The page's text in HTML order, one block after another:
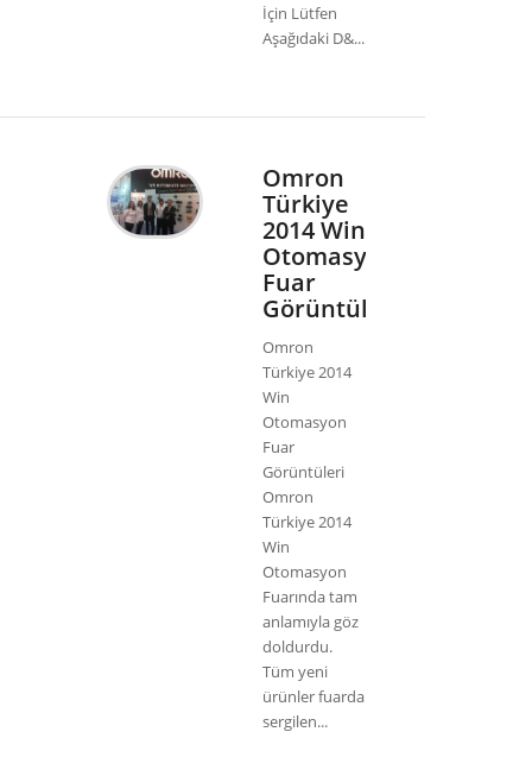
İçin Lütfen
Aşağıdaki D&...
Omron
Türkiye
2014 Win
Otomasyon
Fuar
Görüntüleri
Omron
Türkiye 2014
Win
Otomasyon
Fuar
Görüntüleri
Omron
Türkiye 2014
Win
Otomasyon
Fuarında tam
anlamıyla göz
doldurdu.
Tüm yeni
ürünler fuarda
sergilen...